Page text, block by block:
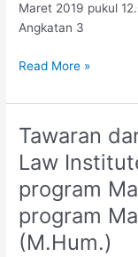
Maret 2019 pukul
Angkatan 3
3
Read More »
Tawaran
Law
program
program
(M.Hum.)
Tawaran
dari
International
Maritime
Law
Institute
(IMLI)